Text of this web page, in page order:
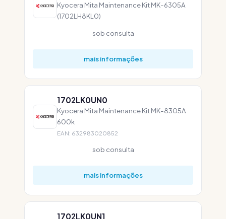
Kyocera Mita Maintenance Kit MK-6305A
(1702LH8KL0)
sob consulta
mais informações
1702LK0UN0
Kyocera Mita Maintenance Kit MK-8305A
600k
EAN: 632983020852
sob consulta
mais informações
1702LK0UN1